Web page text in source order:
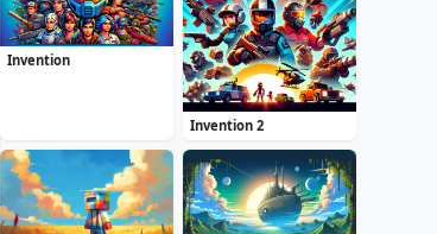
Invention
Invention 2